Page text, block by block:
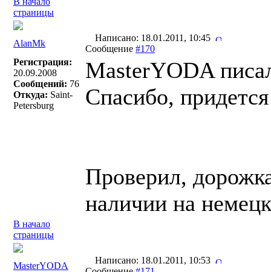
страницы
AlanMk
Написано: 18.01.2011, 10:45
Сообщение #170
Регистрация:
20.09.2008
Сообщений: 76
Откуда: Saint-
Petersburg
MasterYODA
Спасибо,
Проверил,
наличии на
В начало
страницы
MasterYODA
Написано: 18.01.2011, 10:53